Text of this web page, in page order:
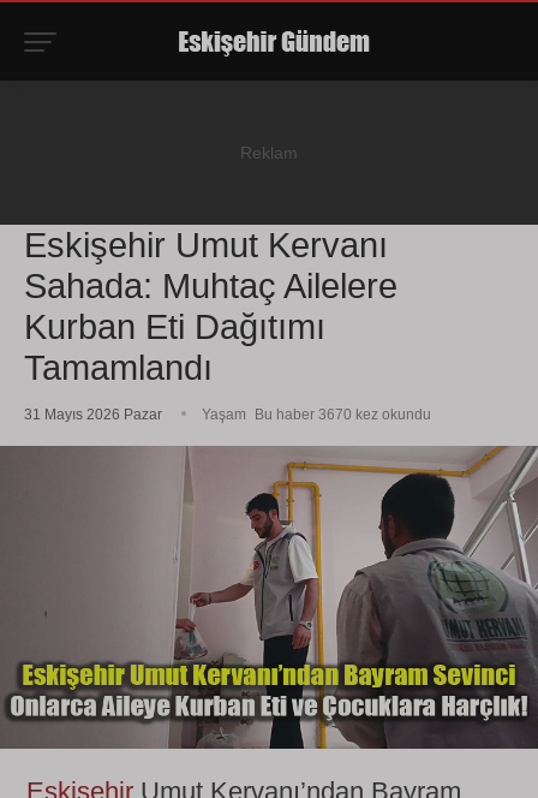
Eskişehir Umut Kervanı
Sahada: Muhtaç Ailelere
Kurban Eti Dağıtımı
Tamamlandı
31 Mayıs 2026 Pazar Yaşam Bu haber 3670 kez okundu
Eskişehir Umut Kervanı’ndan Bayram